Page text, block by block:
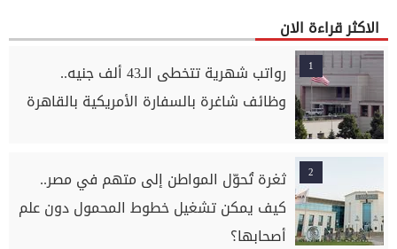
الاكثر قراءة الان
1
رواتب شهرية تتخطى الـ43 ألف جنيه..
وظائف شاغرة بالسفارة الأمريكية بالقاهرة
2
ثغرة تُحوّل المواطن إلى متهم في مصر..
كيف يمكن تشغيل خطوط المحمول دون علم
أصحابها؟